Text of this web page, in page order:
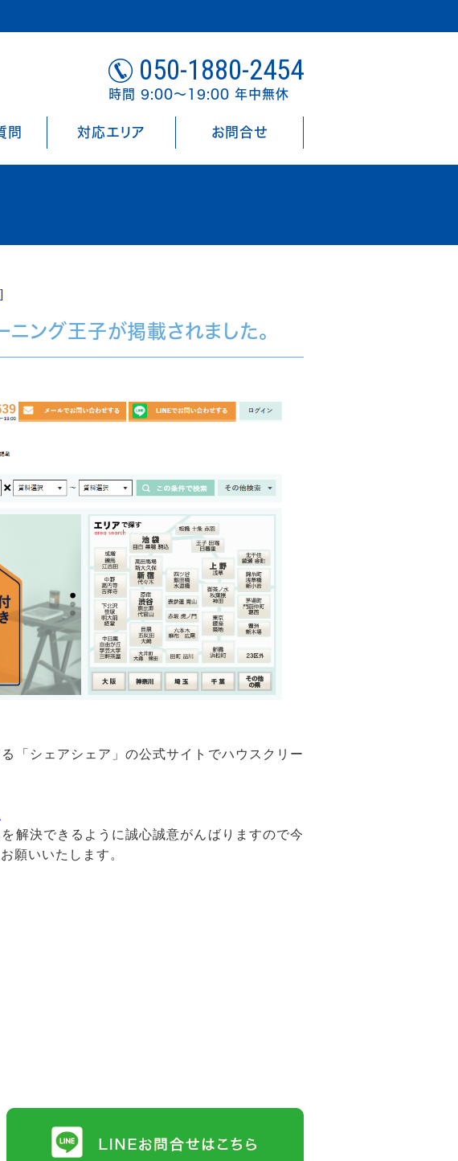
050-1880-2454
時間 9:00～19:00 年中無休
問 対応エリア お問合せ
]
ニング王子が掲載されました。
「シェアシェア」の公式サイトでハウスクリー
解決できるように誠心誠意がんばりますので今
願いいたします。